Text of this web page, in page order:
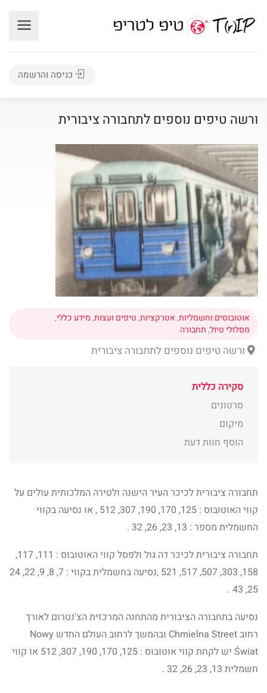
כניסה והרשמה
ורשה טיפים נוספים לתחבורה ציבורית
אוטובוסים וחשמליות,אטרקציות,טיפים ועצות,מידע כללי,
מסלולי טיול,תחבורה
ורשה טיפים נוספים לתחבורה ציבורית
סקירה כללית
סרטונים
מיקום
הוסף חוות דעת
תחבורה ציבורית לכיכר העיר הישנה ולטירה המלכותית עולים על
קווי האוטובוס : 125, 170, 190, 307, 512 , או נסיעה בקווי
החשמלית מספר : 13, 23, 26, 32 .
תחבורה ציבורית לכיכר דה גול ולפסל קווי האוטובוס : 111, 117,
158, 303, 507, 517, 521 ,נסיעה בחשמלית בקווי : 7, 8, 9, 22, 24
25, 43 .
נסיעה בתחבורה הציבורית מהתחנה המרכזית הצ'נטרום לאורך
רחוב Chmielna Street ובהמשך לרחוב העולם החדש Nowy
Świat יש לקחת קווי אוטובוס : 125, 170, 190, 307, 512 או קווי
חשמלית 13, 23, 26, 32 .